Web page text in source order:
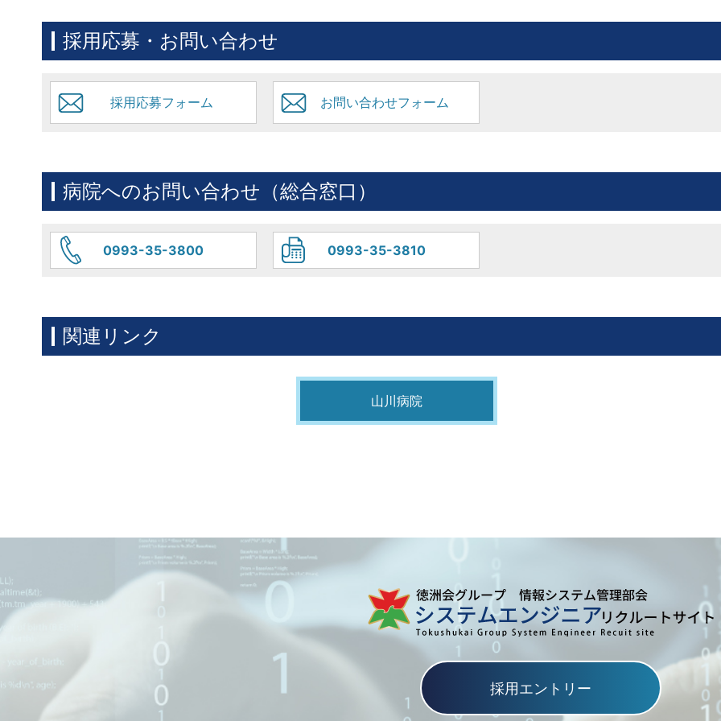
採用応募・お問い合わせ
採用応募フォーム お問い合わせフォーム
病院へのお問い合わせ（総合窓口）
0993-35-3800 0993-35-3810
関連リンク
山川病院
採用エントリー